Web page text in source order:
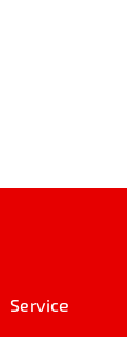
Service